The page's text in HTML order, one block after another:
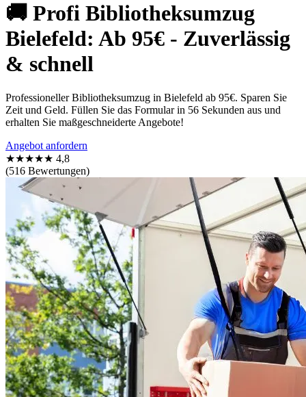
🚚 Profi Bibliotheksumzug
Bielefeld: Ab 95€ - Zuverlässig
& schnell
Professioneller Bibliotheksumzug in Bielefeld ab 95€. Sparen Sie
Zeit und Geld. Füllen Sie das Formular in 56 Sekunden aus und
erhalten Sie maßgeschneiderte Angebote!
Angebot anfordern
★★★★★ 4,8
(516 Bewertungen)